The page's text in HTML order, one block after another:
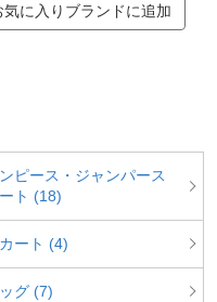
気に入りブランドに追加
ピース・ジャンパース
ト (18)
ート (4)
グ (7)